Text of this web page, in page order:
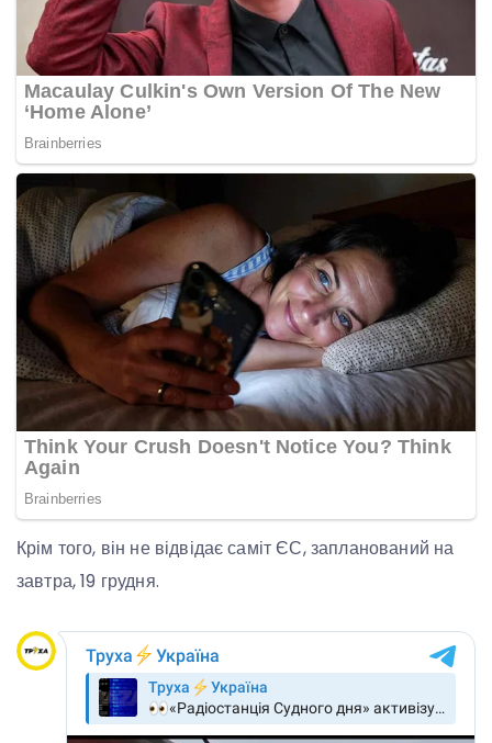
Крім того, він не відвідає саміт ЄС, запланований на
завтра, 19 грудня.